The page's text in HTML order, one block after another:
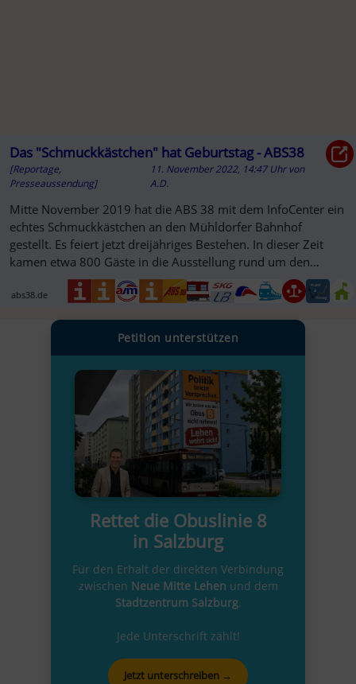
Das "Schmuckkästchen" hat Geburtstag - ABS38
[Reportage,
Presseaussendung]
11. November 2022, 14:47 Uhr von
A.D.
Mitte November 2019 hat die ABS 38 mit dem InfoCenter ein
echtes Schmuckkästchen an den Mühldorfer Bahnhof
gestellt. Es feiert jetzt dreijähriges Bestehen. In dieser Zeit
kamen etwa 800 Gäste in die Ausstellung rund um den
Bahnausbau in ...
abs38.de
Petition unterstützen
Rettet die Obuslinie 8
in Salzburg
Für den Erhalt der direkten Verbindung
zwischen Neue Mitte Lehen und dem
Stadtzentrum Salzburg.
Jede Unterschrift zählt!
Jetzt unterschreiben →